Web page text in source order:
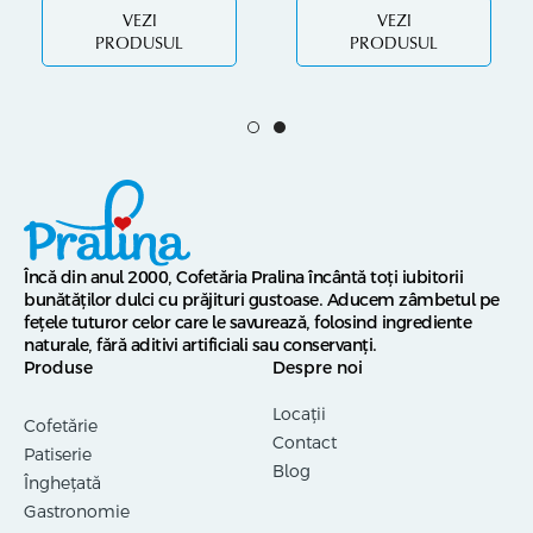
VEZI
PRODUSUL
VEZI
PRODUSUL
Încă din anul 2000, Cofetăria Pralina încântă toți iubitorii
bunătăților dulci cu prăjituri gustoase. Aducem zâmbetul pe
fețele tuturor celor care le savurează, folosind ingrediente
naturale, fără aditivi artificiali sau conservanți.
Produse
Cofetărie
Patiserie
Înghețată
Gastronomie
Despre noi
Locații
Contact
Blog